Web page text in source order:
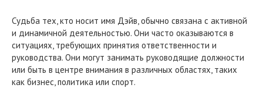
Судьба тех, кто носит имя Дэйв, обычно связана с активной
и динамичной деятельностью. Они часто оказываются в
ситуациях, требующих принятия ответственности и
руководства. Они могут занимать руководящие должности
или быть в центре внимания в различных областях, таких
как бизнес, политика или спорт.